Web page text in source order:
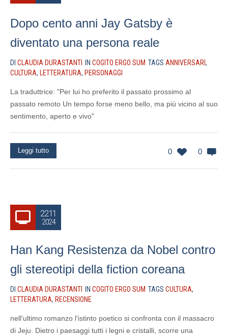
Dopo cento anni Jay Gatsby è
diventato una persona reale
DI CLAUDIA DURASTANTI IN COGITO ERGO SUM TAGS ANNIVERSARI ,
CULTURA, LETTERATURA, PERSONAGGI
La traduttrice: "Per lui ho preferito il passato prossimo al
passato remoto Un tempo forse meno bello, ma più vicino al suo
sentimento, aperto e vivo"
0 0
Leggi tutto
22.11
2024
Han Kang Resistenza da Nobel contro
gli stereotipi della fiction coreana
DI CLAUDIA DURASTANTI IN COGITO ERGO SUM TAGS CULTURA,
LETTERATURA, RECENSIONE
nell'ultimo romanzo l'istinto poetico si confronta con il massacro
di Jeju. Dietro i paesaggi tutti i legni e cristalli, scorre una